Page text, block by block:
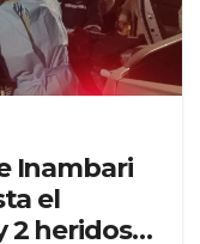
Inambari
el
2 heridos